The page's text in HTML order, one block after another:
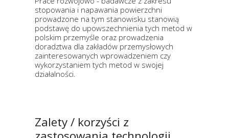
stopowania i napawania powierzchni
prowadzone na tym stanowisku stanowią
podstawę do upowszechnienia tych metod w
polskim przemyśle oraz prowadzenia
doradztwa dla zakładów przemysłowych
zainteresowanych wprowadzeniem czy
wykorzystaniem tych metod w swojej
działalności.
Zalety / korzyści z